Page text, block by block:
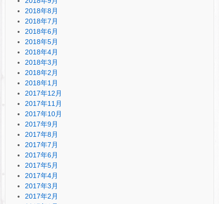
2018年8月
2018年7月
2018年6月
2018年5月
2018年4月
2018年3月
2018年2月
2018年1月
2017年12月
2017年11月
2017年10月
2017年9月
2017年8月
2017年7月
2017年6月
2017年5月
2017年4月
2017年3月
2017年2月